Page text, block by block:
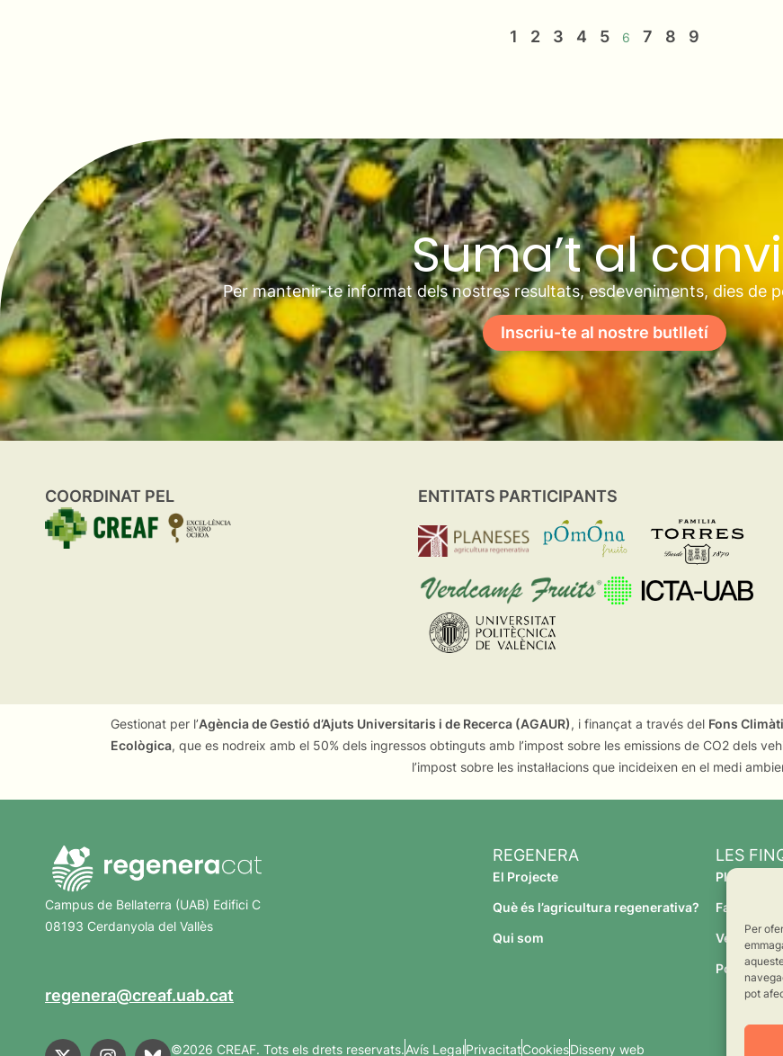
Per
pot
1 2 3 4 5 6 7 8 9
Suma’t al
Per mantenir-te informat dels nostres resultats, esdeveniments, dies de
Inscriu-te al nostre butlletí
COORDINAT PEL ENTITATS PARTICIPANTS
Gestionat per l’Agència de Gestió d’Ajuts Universitaris i de Recerca (AGAUR), i finançat a través del Fons
Ecològica, que es nodreix amb el 50% dels ingressos obtinguts amb l’impost sobre les emissions de CO2 dels
l’impost sobre les instal·lacions que incideixen en el medi
Campus de Bellaterra (UAB) Edifici C
08193 Cerdanyola del Vallès
regenera@creaf.uab.cat
REGENERA
El Projecte
Què és l’agricultura regenerativa?
Qui som
LES
Planeses
Família
Verdcamp
Pomona
©2026 CREAF. Tots els drets reservats.Avís LegalPrivacitatCookiesDisseny web